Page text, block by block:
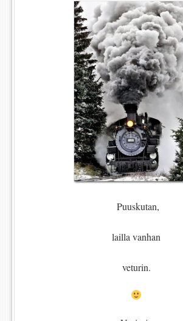
Puuskutan,
lailla vanhan
veturin.